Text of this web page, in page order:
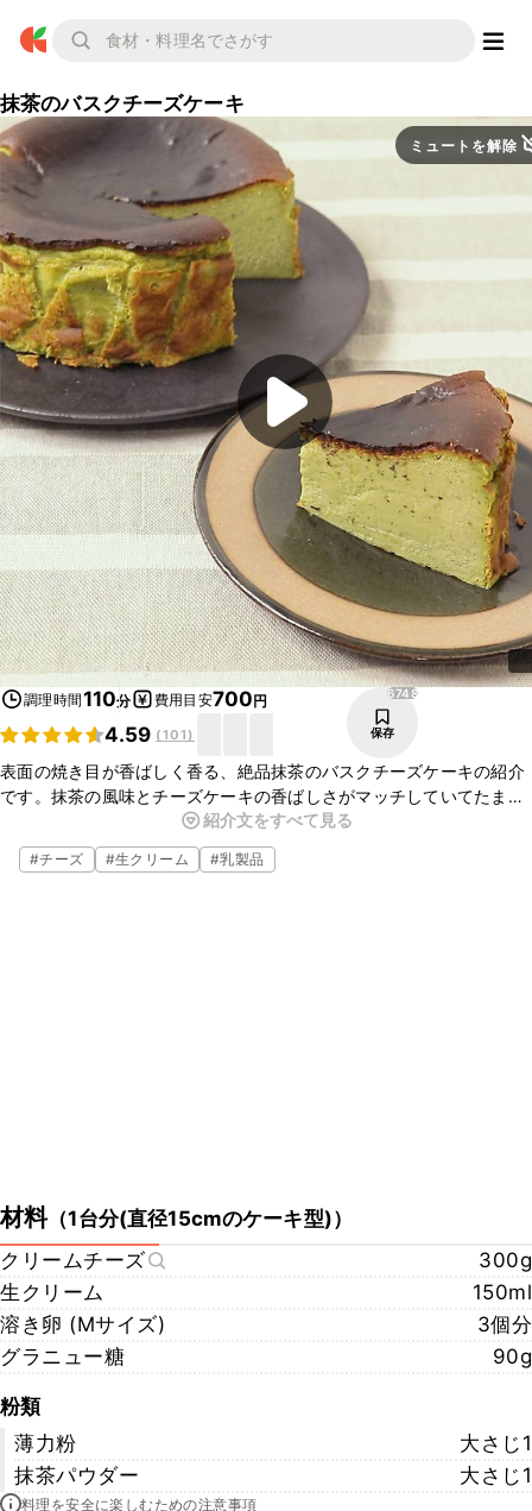
抹茶のバスクチーズケーキ
ミュートを解除
調理時間110分 費用目安700円
4.59 (101)
6748
保存
表面の焼き目が香ばしく香る、絶品抹茶のバスクチーズケーキの紹介
です。抹茶の風味とチーズケーキの香ばしさがマッチしていてたまら
ないおいしさです。デザートやおもてなしスイーツなど、ぜひ作って
みてはいかがでしょうか。
紹介文をすべて見る
#チーズ #生クリーム #乳製品
材料（1台分(直径15cmのケーキ型)）
クリームチーズ
300g
生クリーム
150ml
溶き卵 (Mサイズ)
3個分
グラニュー糖
90g
粉類
薄力粉
大さじ1
抹茶パウダー
大さじ1
料理を安全に楽しむための注意事項